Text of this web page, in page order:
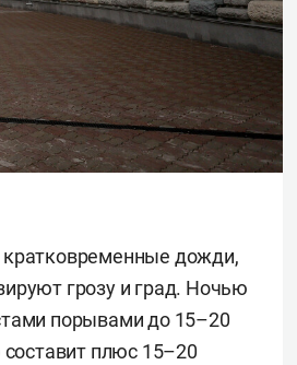
кратковременные дожди,
грозу и град. Ночью
порывами до 15–20
плюс 15–20